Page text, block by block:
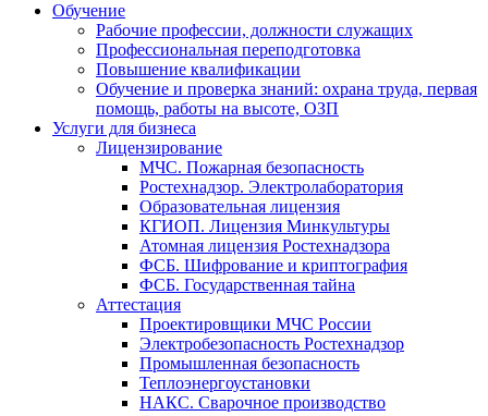
Обучение
Рабочие профессии, должности служащих
Профессиональная переподготовка
Повышение квалификации
Обучение и проверка знаний: охрана труда, первая
помощь, работы на высоте, ОЗП
Услуги для бизнеса
Лицензирование
МЧС. Пожарная безопасность
Ростехнадзор. Электролаборатория
Образовательная лицензия
КГИОП. Лицензия Минкультуры
Атомная лицензия Ростехнадзора
ФСБ. Шифрование и криптография
ФСБ. Государственная тайна
Аттестация
Проектировщики МЧС России
Электробезопасность Ростехнадзор
Промышленная безопасность
Теплоэнергоустановки
НАКС. Сварочное производство